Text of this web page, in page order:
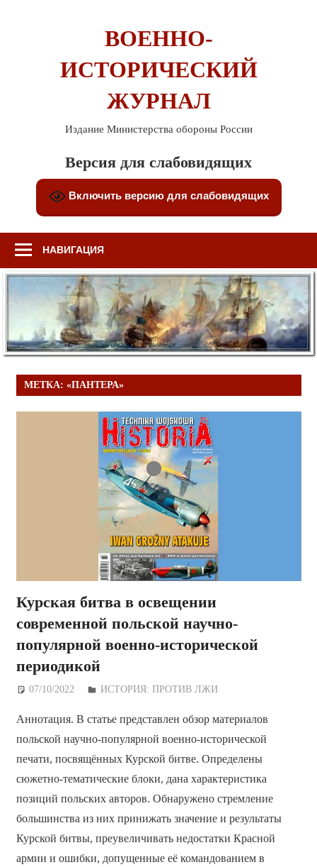
ВОЕННО-
ИСТОРИЧЕСКИЙ
ЖУРНАЛ
Издание Министерства обороны России
Версия для слабовидящих
Включить версию для слабовидящих
НАВИГАЦИЯ
МЕТКА: «ПАНТЕРА»
Курская битва в освещении
современной польской научно-
популярной военно-исторической
периодикой
07/10/2022 Дежурный по Редакции
ИСТОРИЯ: ПРОТИВ ЛЖИ
Аннотация. В статье представлен обзор материалов
польской научно-популярной военно-исторической
печати, посвящённых Курской битве. Определены
сюжетно-тематические блоки, дана характеристика
позиций польских авторов. Обнаружено стремление
большинства из них принижать значение и результаты
Курской битвы, преувеличивать недостатки Красной
армии и ошибки, допущенные её командованием в